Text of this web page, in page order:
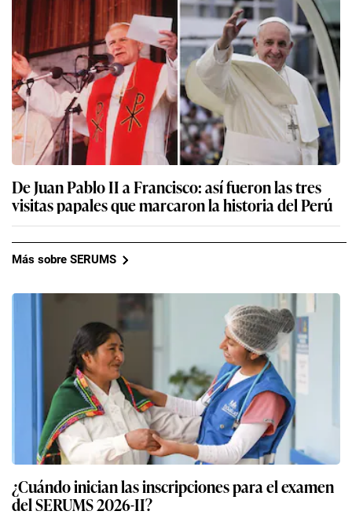
De Juan Pablo II a Francisco: así fueron las tres
visitas papales que marcaron la historia del Perú
Más sobre SERUMS
¿Cuándo inician las inscripciones para el examen
del SERUMS 2026-II?